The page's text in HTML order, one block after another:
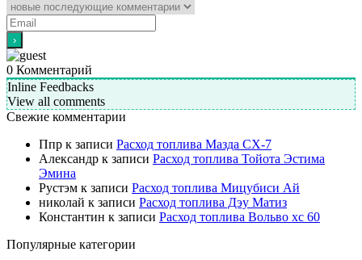
0 Комментарий
Inline Feedbacks
View all comments
Свежие комментарии
Ппр к записи Расход топлива Мазда СХ-7
Александр к записи Расход топлива Тойота Эстима
Эмина
Рустэм к записи Расход топлива Мицубиси Ай
николай к записи Расход топлива Дэу Матиз
Константин к записи Расход топлива Вольво хс 60
Популярные категории